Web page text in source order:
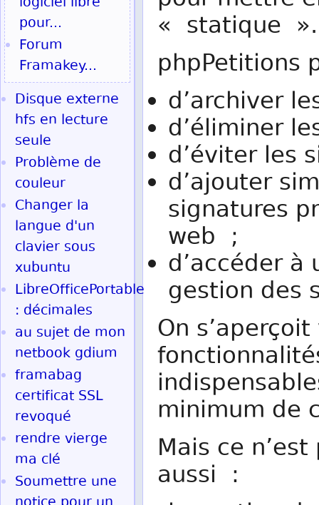
« statique ».
phpPetitions
d’archiver
d’éliminer
d’éviter les
d’ajouter
signatures
web ;
d’accéder
gestion des
On
minimum de
Mais ce
aussi :
pour...
Forum
Framakey...
Disque externe
hfs en lecture
seule
Problème de
couleur
Changer la
langue d'un
clavier sous
xubuntu
LibreOfficePortable
: décimales
au sujet de mon
netbook gdium
framabag
certificat SSL
revoqué
rendre vierge
ma clé
Soumettre une